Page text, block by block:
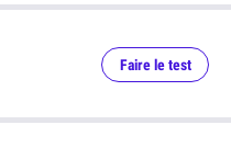
Faire le test